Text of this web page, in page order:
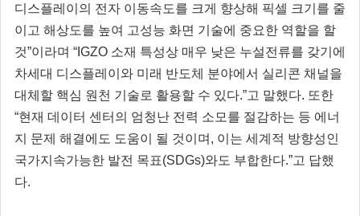
디스플레이의 전자 이동속도를 크게 향상해 픽셀 크기를 줄
이고 해상도를 높여 고성능 화면 기술에 중요한 역할을 할
것”이라며 “IGZO 소재 특성상 매우 낮은 누설전류를 갖기에
차세대 디스플레이와 미래 반도체 분야에서 실리콘 채널을
대체할 핵심 원천 기술로 활용할 수 있다.”고 말했다. 또한
“현재 데이터 센터의 엄청난 전력 소모를 절감하는 등 에너
지 문제 해결에도 도움이 될 것이며, 이는 세계적 방향성인
국가지속가능한 발전 목표(SDGs)와도 부합한다.”고 답했
다.